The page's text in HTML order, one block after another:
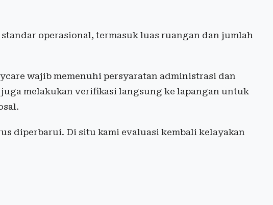
operasional, termasuk luas ruangan dan jumlah
wajib memenuhi persyaratan administrasi dan
melakukan verifikasi langsung ke lapangan untuk
diperbarui. Di situ kami evaluasi kembali kelayakan